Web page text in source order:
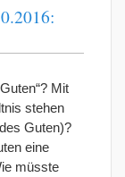
Mit
stehen
Guten)?
eine
müsste